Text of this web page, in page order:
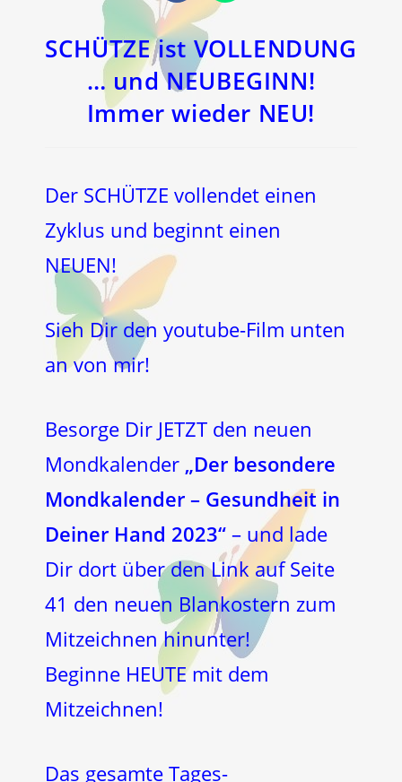
einem
neuen
Fenster Fenster
SCHÜTZE ist VOLLENDUNG
… und NEUBEGINN!
Immer wieder NEU!
Der SCHÜTZE vollendet einen
Zyklus und beginnt einen
NEUEN!
Sieh Dir den youtube-Film unten
an von mir!
Besorge Dir JETZT den neuen
Mondkalender „Der besondere
Mondkalender – Gesundheit in
Deiner Hand 2023“ – und lade
Dir dort über den Link auf Seite
41 den neuen Blankostern zum
Mitzeichnen hinunter!
Beginne HEUTE mit dem
Mitzeichnen!
Das gesamte Tages-